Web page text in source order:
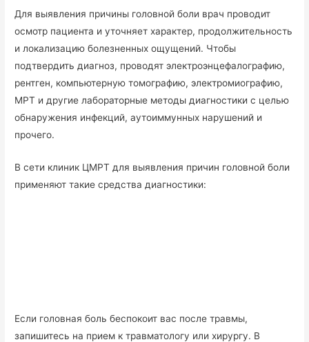
Для выявления причины головной боли врач проводит
осмотр пациента и уточняет характер, продолжительность
и локализацию болезненных ощущений. Чтобы
подтвердить диагноз, проводят электроэнцефалографию,
рентген, компьютерную томографию, электромиографию,
МРТ и другие лабораторные методы диагностики с целью
обнаружения инфекций, аутоиммунных нарушений и
прочего.
В сети клиник ЦМРТ для выявления причин головной боли
применяют такие средства диагностики:
Если головная боль беспокоит вас после травмы,
запишитесь на прием к травматологу или хирургу. В